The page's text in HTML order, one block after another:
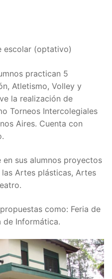
escolar (optativo)
practican 5
Atletismo, Volley y
la realización de
Torneos Intercolegiales
Aires. Cuenta con
sus alumnos proyectos
Artes plásticas, Artes
como: Feria de
de Informática.